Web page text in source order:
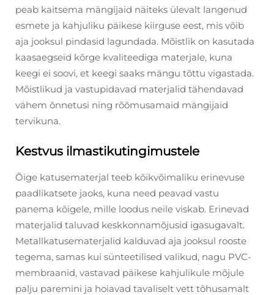
peab kaitsema mängijaid näiteks ülevalt langenud
esmete ja kahjuliku päikese kiirguse eest, mis võib
aja jooksul pindasid lagundada. Mõistlik on kasutada
kaasaegseid kõrge kvaliteediga materjale, kuna
keegi ei soovi, et keegi saaks mängu tõttu vigastada.
Mõistlikud ja vastupidavad materjalid tähendavad
vähem õnnetusi ning rõõmusamaid mängijaid
tervikuna.
Kestvus ilmastikutingimustele
Õige katusematerjal teeb kõikvõimaliku erinevuse
paadlikatsete jaoks, kuna need peavad vastu
panema kõigele, mille loodus neile viskab. Erinevad
materjalid taluvad keskkonnamõjusid igasugavalt.
Metallkatusematerjalid kalduvad aja jooksul rooste
tegema, samas kui sünteetilised valikud, nagu PVC-
membraanid, vastavad päikese kahjulikule mõjule
palju paremini ja hoiavad tavaliselt vett tõhusamalt